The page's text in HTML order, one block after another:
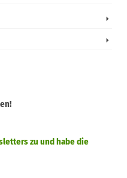
zu und habe die